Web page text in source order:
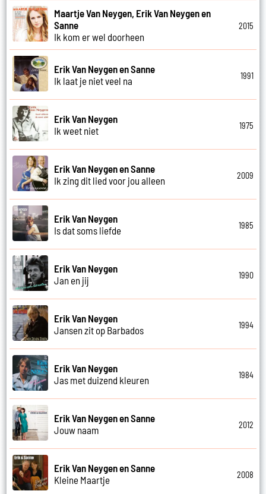
Maartje Van Neygen, Erik Van Neygen en
Sanne
Ik kom er wel doorheen
2015
Erik Van Neygen en Sanne
Ik laat je niet veel na
1991
Erik Van Neygen
Ik weet niet
1975
Erik Van Neygen en Sanne
Ik zing dit lied voor jou alleen
2009
Erik Van Neygen
Is dat soms liefde
1985
Erik Van Neygen
Jan en jij
1990
Erik Van Neygen
Jansen zit op Barbados
1994
Erik Van Neygen
Jas met duizend kleuren
1984
Erik Van Neygen en Sanne
Jouw naam
2012
Erik Van Neygen en Sanne
Kleine Maartje
2008